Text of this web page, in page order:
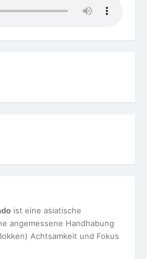
ist eine asiatische
angemessene Handhabung
Achtsamkeit und Fokus